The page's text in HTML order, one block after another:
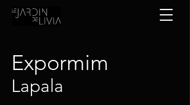
Expormim
Lapala